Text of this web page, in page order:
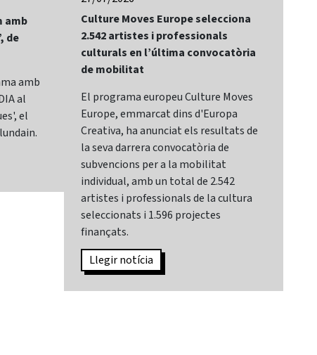
amb
de
amb
al
el
Culture Moves Europe selecciona
2.542 artistes i professionals
culturals en l’última convocatòria
de mobilitat
El programa europeu Culture Moves
Europe, emmarcat dins d'Europa
Creativa, ha anunciat els resultats de
la seva darrera convocatòria de
subvencions per a la mobilitat
individual, amb un total de 2.542
artistes i professionals de la cultura
seleccionats i 1.596 projectes
finançats.
Llegir notícia